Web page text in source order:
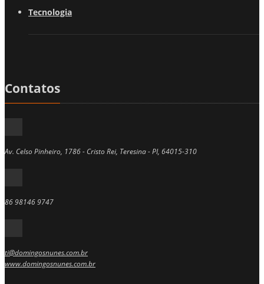
Tecnologia
Contatos
Av. Celso Pinheiro, 1786 - Cristo Rei, Teresina - PI, 64015-310
86 98146 9747
ti@domingosnunes.com.br
www.domingosnunes.com.br